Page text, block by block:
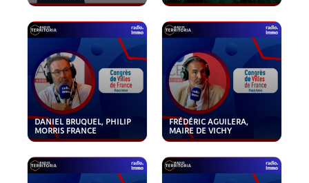
DANIEL BRUQUEL, PHILIP
MORRIS FRANCE
FRÉDÉRIC AGUILERA,
MAIRE DE VICHY